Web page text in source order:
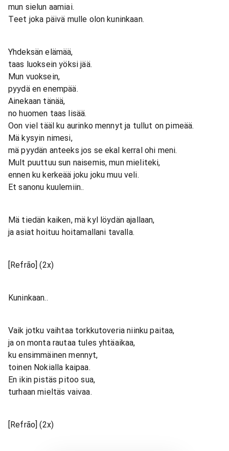
mun sielun aamiai.
Teet joka päivä mulle olon kuninkaan.
Yhdeksän elämää,
taas luoksein yöksi jää.
Mun vuoksein,
pyydä en enempää.
Ainekaan tänää,
no huomen taas lisää.
Oon viel tääl ku aurinko mennyt ja tullut on pimeää.
Mä kysyin nimesi,
mä pyydän anteeks jos se ekal kerral ohi meni.
Mult puuttuu sun naisemis, mun mieliteki,
ennen ku kerkeää joku joku muu veli.
Et sanonu kuulemiin..
Mä tiedän kaiken, mä kyl löydän ajallaan,
ja asiat hoituu hoitamallani tavalla.
[Refrão] (2x)
Kuninkaan..
Vaik jotku vaihtaa torkkutoveria niinku paitaa,
ja on monta rautaa tules yhtäaikaa,
ku ensimmäinen mennyt,
toinen Nokialla kaipaa.
En ikin pistäs pitoo sua,
turhaan mieltäs vaivaa.
[Refrão] (2x)